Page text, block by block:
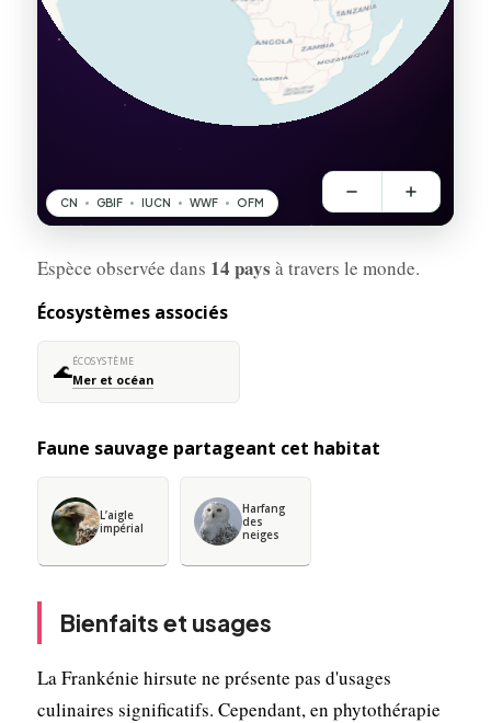
Espèce observée dans 14 pays à travers le monde.
Écosystèmes associés
🌊ÉCOSYSTÈME
Mer et océan
Faune sauvage partageant cet habitat
L’aigle
impérial
Harfang
des
neiges
Bienfaits et usages
La Frankénie hirsute ne présente pas d'usages
culinaires significatifs. Cependant, en phytothérapie